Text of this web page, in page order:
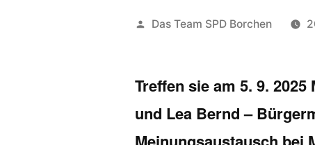
Veröffentlicht
Das Team SPD Borchen
Treffen sie am 5. 9.
und Lea Bernd –
Meinungsaustausch bei